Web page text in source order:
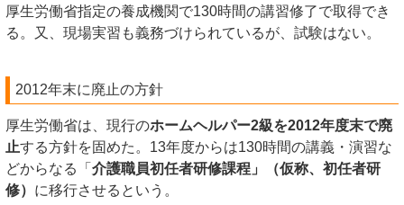
厚生労働省指定の養成機関で130時間の講習修了で取得でき
る。又、現場実習も義務づけられているが、試験はない。
2012年末に廃止の方針
厚生労働省は、現行のホームヘルパー2級を2012年度末で廃
止する方針を固めた。13年度からは130時間の講義・演習な
どからなる「 介護職員初任者研修課程」（仮称、初任者研
修） に移行させるという。